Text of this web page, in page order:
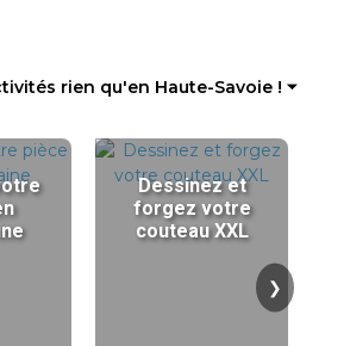
rien qu'en Haute-Savoie ! ⏷
Dessinez et
forgez votre
couteau XXL
❯